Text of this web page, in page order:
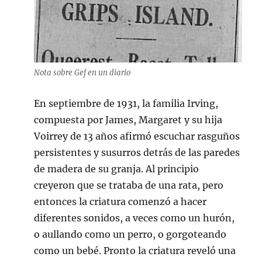
Nota sobre Gef en un diario
En septiembre de 1931, la familia Irving,
compuesta por James, Margaret y su hija
Voirrey de 13 años afirmó escuchar rasguños
persistentes y susurros detrás de las paredes
de madera de su granja. Al principio
creyeron que se trataba de una rata, pero
entonces la criatura comenzó a hacer
diferentes sonidos, a veces como un hurón,
o aullando como un perro, o gorgoteando
como un bebé. Pronto la criatura reveló una